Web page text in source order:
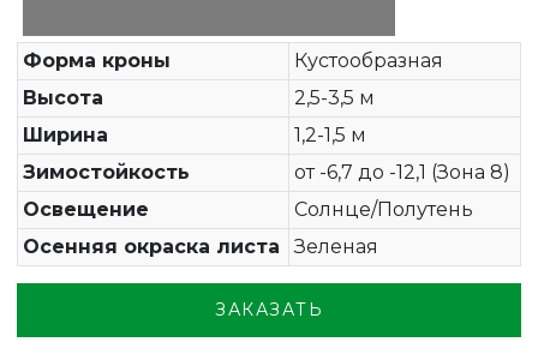
Форма кроны
Кустообразная
Высота
2,5-3,5 м
Ширина
1,2-1,5 м
Зимостойкость
от -6,7 до -12,1 (Зона 8)
Освещение
Солнце/Полутень
Осенняя окраска листа
Зеленая
ЗАКАЗАТЬ